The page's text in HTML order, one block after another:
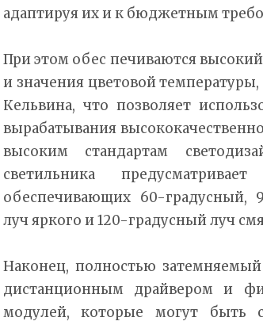
адаптируя их и к бюджетным
При этом обес печиваются
и значения цветовой
Кельвина, что позволяет
вырабатывания
высоким стандартам
светильника
обеспечивающих 60-градусный,
луч яркого и 120-градусный луч
Наконец, полностью затемняемый
дистанционным драйвером и
модулей, которые могут быть